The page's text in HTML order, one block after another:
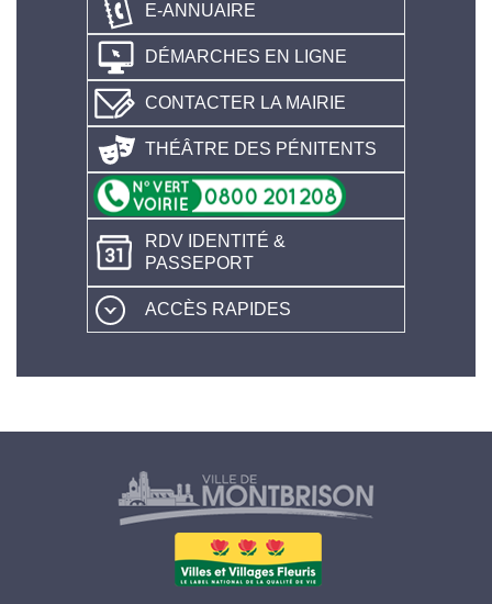
E-ANNUAIRE
DÉMARCHES EN LIGNE
CONTACTER LA MAIRIE
THÉÂTRE DES PÉNITENTS
RDV IDENTITÉ &
PASSEPORT
ACCÈS RAPIDES